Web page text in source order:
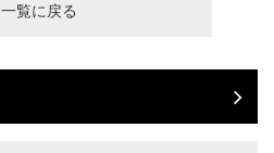
一覧に戻る